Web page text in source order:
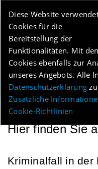
Diese Website
Cookies für die
Bereitstellung der
Funktionalitäten. Mit
Cookies ebenfalls zur
unseres Angebots. Alle
Datenschutzerklärung
Zusätzliche
Cookie-Richtlinien
Hier finden Sie
Bad Oeynhausen
Kriminalfall in der